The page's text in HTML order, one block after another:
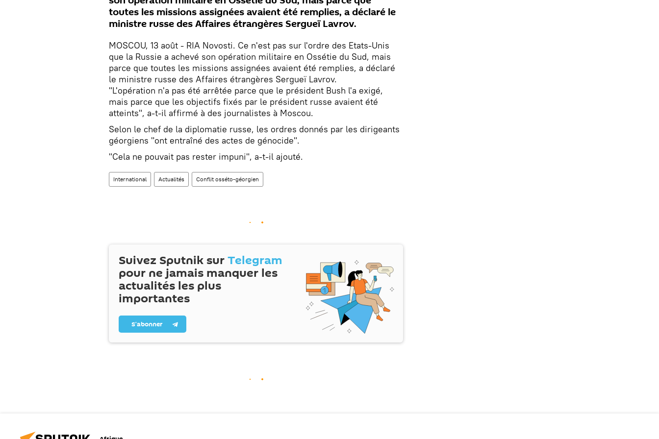
toutes les missions assignées avaient été remplies, a déclaré le
ministre russe des Affaires étrangères Sergueï Lavrov.
MOSCOU, 13 août - RIA Novosti. Ce n'est pas sur l'ordre des Etats-Unis
que la Russie a achevé son opération militaire en Ossétie du Sud, mais
parce que toutes les missions assignées avaient été remplies, a déclaré
le ministre russe des Affaires étrangères Sergueï Lavrov.
"L'opération n'a pas été arrêtée parce que le président Bush l'a exigé,
mais parce que les objectifs fixés par le président russe avaient été
atteints", a-t-il affirmé à des journalistes à Moscou.
Selon le chef de la diplomatie russe, les ordres donnés par les dirigeants
géorgiens "ont entraîné des actes de génocide".
"Cela ne pouvait pas rester impuni", a-t-il ajouté.
International Actualités Conflit osséto-géorgien
Suivez Sputnik surTelegram
pour ne jamais manquer les
actualités les plus
importantes
S’abonner